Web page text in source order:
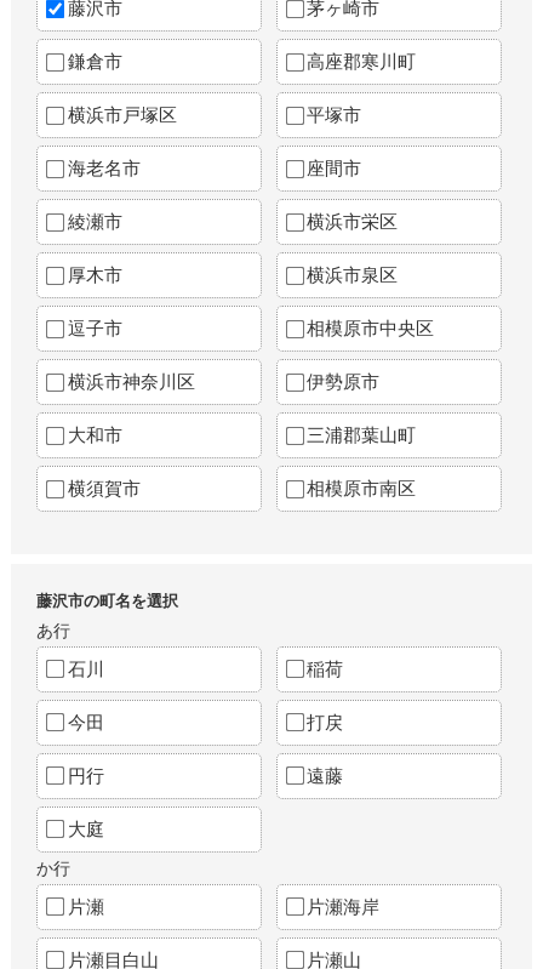
藤沢市 茅ヶ崎市
鎌倉市 高座郡寒川町
横浜市戸塚区 平塚市
海老名市 座間市
綾瀬市 横浜市栄区
厚木市 横浜市泉区
逗子市 相模原市中央区
横浜市神奈川区 伊勢原市
大和市 三浦郡葉山町
横須賀市 相模原市南区
藤沢市の町名を選択
あ行
石川 稲荷
今田 打戻
円行 遠藤
大庭
か行
片瀬 片瀬海岸
片瀬目白山 片瀬山